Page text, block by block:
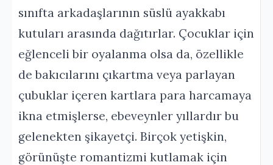
sınıfta arkadaşlarının süslü ayakkabı
kutuları arasında dağıtırlar. Çocuklar için
eğlenceli bir oyalanma olsa da, özellikle
de bakıcılarını çıkartma veya parlayan
çubuklar içeren kartlara para harcamaya
ikna etmişlerse, ebeveynler yıllardır bu
gelenekten şikayetçi. Birçok yetişkin,
görünüşte romantizmi kutlamak için